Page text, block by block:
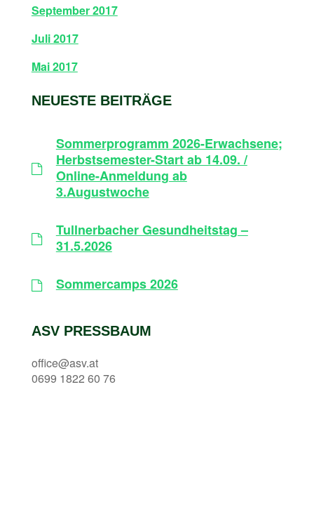
September 2017
Juli 2017
Mai 2017
NEUESTE BEITRÄGE
Sommerprogramm 2026-Erwachsene;
Herbstsemester-Start ab 14.09. /
Online-Anmeldung ab
3.Augustwoche
Tullnerbacher Gesundheitstag –
31.5.2026
Sommercamps 2026
ASV PRESSBAUM
office@asv.at
0699 1822 60 76